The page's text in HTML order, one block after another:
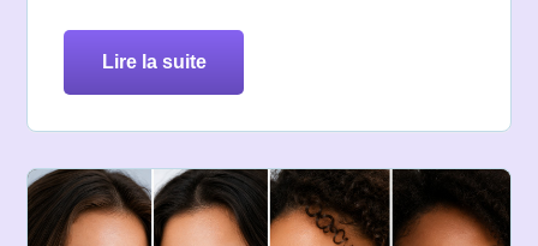
lire la suite